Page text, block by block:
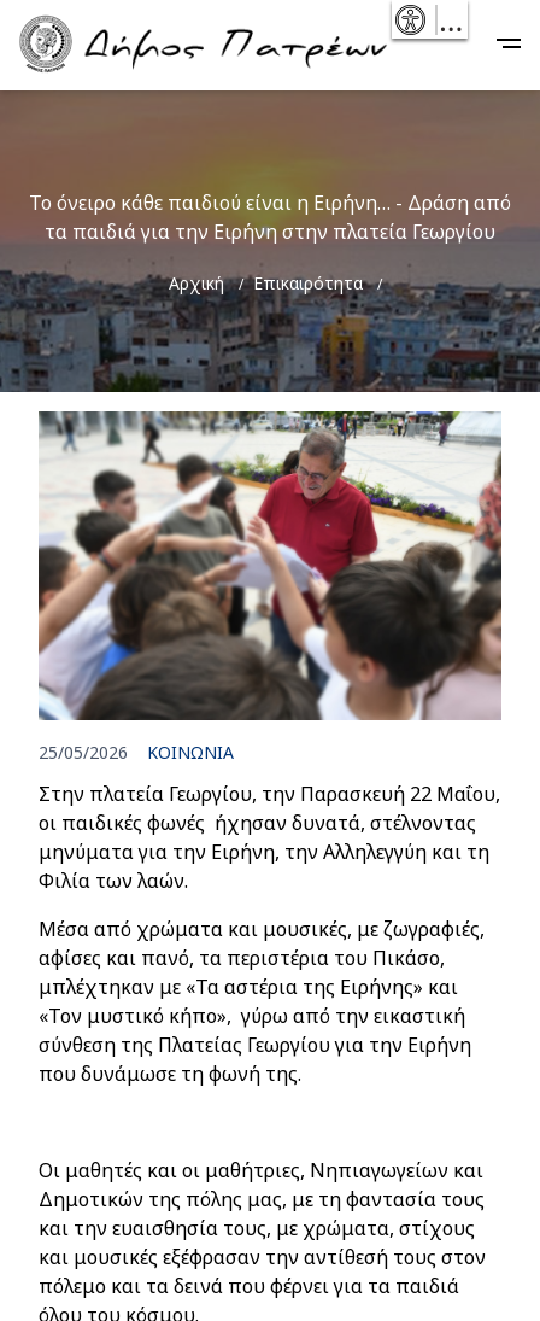
Skip
main
Main
navigation
Το όνειρο κάθε παιδιού είναι η Ειρήνη… - Δράση από
τα παιδιά για την Ειρήνη στην πλατεία Γεωργίου
Breadcrumb
Αρχική Επικαιρότητα
25/05/2026 ΚΟΙΝΩΝΙΑ
Στην πλατεία Γεωργίου, την Παρασκευή 22 Μαΐου,
οι παιδικές φωνές ήχησαν δυνατά, στέλνοντας
μηνύματα για την Ειρήνη, την Αλληλεγγύη και τη
Φιλία των λαών.
Μέσα από χρώματα και μουσικές, με ζωγραφιές,
αφίσες και πανό, τα περιστέρια του Πικάσο,
μπλέχτηκαν με «Τα αστέρια της Ειρήνης» και
«Τον μυστικό κήπο», γύρω από την εικαστική
σύνθεση της Πλατείας Γεωργίου για την Ειρήνη
που δυνάμωσε τη φωνή της.
Οι μαθητές και οι μαθήτριες, Νηπιαγωγείων και
Δημοτικών της πόλης μας, με τη φαντασία τους
και την ευαισθησία τους, με χρώματα, στίχους
και μουσικές εξέφρασαν την αντίθεσή τους στον
πόλεμο και τα δεινά που φέρνει για τα παιδιά
όλου του κόσμου.